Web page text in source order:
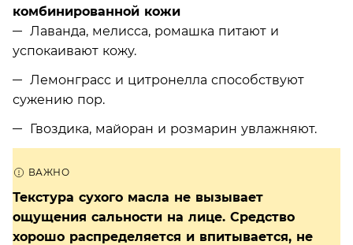
комбинированной кожи
Лаванда, мелисса, ромашка питают и
успокаивают кожу.
Лемонграсс и цитронелла способствуют
сужению пор.
Гвоздика, майоран и розмарин увлажняют.
Текстура сухого масла не вызывает
ощущения сальности на лице. Средство
хорошо распределяется и впитывается, не